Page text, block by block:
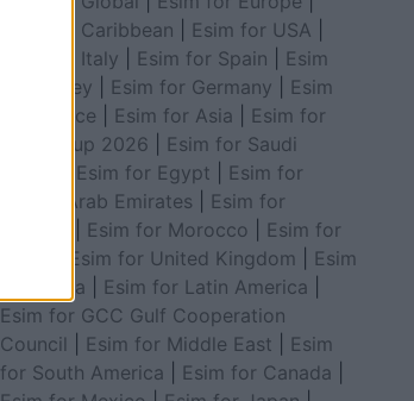
Esim for Caribbean
Esim for USA
Esim for Italy
Esim for Spain
Esim
for Turkey
Esim for Germany
Esim
for Greece
Esim for Asia
Esim for
World Cup 2026
Esim for Saudi
Esim for Egypt
Esim for
United Arab Emirates
Esim for
Esim for Morocco
Esim for
Esim for United Kingdom
Esim
for Africa
Esim for Latin America
Esim for GCC Gulf Cooperation
Council
Esim for Middle East
Esim
for South America
Esim for Canada